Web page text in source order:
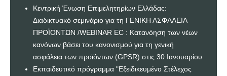
Κεντρική Ένωση Επιμελητηρίων Ελλάδας:
Διαδικτυακό σεμινάριο για τη ΓΕΝΙΚΗ ΑΣΦΑΛΕΙΑ
ΠΡΟΪΟΝΤΩΝ /WEBINAR EC : Κατανόηση των νέων
κανόνων βάσει του κανονισμού για τη γενική
ασφάλεια των προϊόντων (GPSR) στις 30 Ιανουαρίου
Εκπαιδευτικό πρόγραμμα "Εξειδικευμένο Στέλεχος